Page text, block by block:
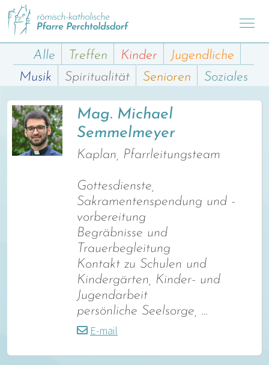
Alle Treffen Kinder
Jugendliche
Musik
Spiritualität Senioren Soziales
Mag. Michael
Semmelmeyer
Kaplan, Pfarrleitungsteam
Gottesdienste,
Sakramentenspendung und -
vorbereitung
Begräbnisse und
Trauerbegleitung
Kontakt zu Schulen und
Kindergärten, Kinder- und
Jugendarbeit
persönliche Seelsorge, …
E-mail